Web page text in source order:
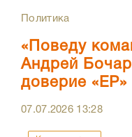
Политика
«Поведу
Андрей
доверие
07.07.2026 13:28